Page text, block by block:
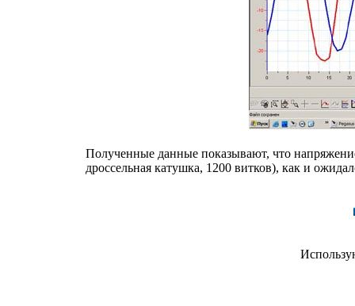
Полученные данные показывают, что
дроссельная катушка, 1200 витков), как и